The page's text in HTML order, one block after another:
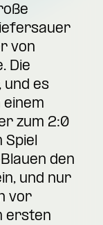
von
Die
und es
zum 2:0
Spiel
den
und nur
vor
ersten